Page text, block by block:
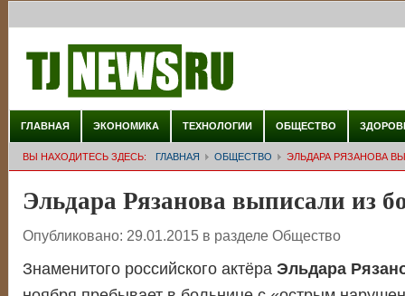
ГЛАВНАЯ ЭКОНОМИКА ТЕХНОЛОГИИ ОБЩЕСТВО
ВЫ НАХОДИТЕСЬ ЗДЕСЬ: ГЛАВНАЯ ОБЩЕСТВО ЭЛЬДАРА РЯЗАНОВА
Эльдара Рязанова выписали из
Опубликовано: 29.01.2015 в разделе Общество
Знаменитого российского актёра Эльдара